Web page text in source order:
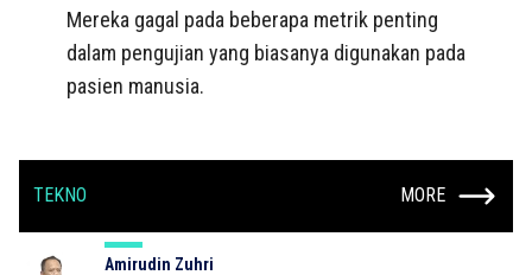
Mereka gagal pada beberapa metrik penting
dalam pengujian yang biasanya digunakan pada
pasien manusia.
TEKNO MORE
Amirudin Zuhri